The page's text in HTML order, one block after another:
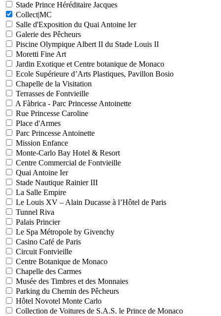
Stade Prince Héréditaire Jacques
Collect|MC
Salle d'Exposition du Quai Antoine Ier
Galerie des Pêcheurs
Piscine Olympique Albert II du Stade Louis II
Moretti Fine Art
Jardin Exotique et Centre botanique de Monaco
Ecole Supérieure d’Arts Plastiques, Pavillon Bosio
Chapelle de la Visitation
Terrasses de Fontvieille
A Fàbrica - Parc Princesse Antoinette
Rue Princesse Caroline
Place d'Armes
Parc Princesse Antoinette
Mission Enfance
Monte-Carlo Bay Hotel & Resort
Centre Commercial de Fontvieille
Quai Antoine Ier
Stade Nautique Rainier III
La Salle Empire
Le Louis XV – Alain Ducasse à l’Hôtel de Paris
Tunnel Riva
Palais Princier
Le Spa Métropole by Givenchy
Casino Café de Paris
Circuit Fontvieille
Centre Botanique de Monaco
Chapelle des Carmes
Musée des Timbres et des Monnaies
Parking du Chemin des Pêcheurs
Hôtel Novotel Monte Carlo
Collection de Voitures de S.A.S. le Prince de Monaco